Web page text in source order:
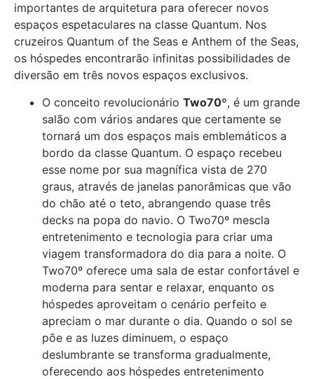
importantes de arquitetura para oferecer novos
espaços espetaculares na classe Quantum. Nos
cruzeiros Quantum of the Seas e Anthem of the Seas,
os hóspedes encontrarão infinitas possibilidades de
diversão em três novos espaços exclusivos.
O conceito revolucionário Two70º, é um grande
salão com vários andares que certamente se
tornará um dos espaços mais emblemáticos a
bordo da classe Quantum. O espaço recebeu
esse nome por sua magnífica vista de 270
graus, através de janelas panorâmicas que vão
do chão até o teto, abrangendo quase três
decks na popa do navio. O Two70º mescla
entretenimento e tecnologia para criar uma
viagem transformadora do dia para a noite. O
Two70º oferece uma sala de estar confortável e
moderna para sentar e relaxar, enquanto os
hóspedes aproveitam o cenário perfeito e
apreciam o mar durante o dia. Quando o sol se
põe e as luzes diminuem, o espaço
deslumbrante se transforma gradualmente,
oferecendo aos hóspedes entretenimento